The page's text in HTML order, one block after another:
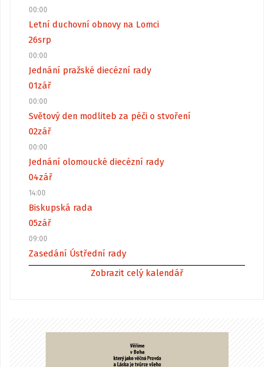
00:00
Letní duchovní obnovy na Lomci
26srp
00:00
Jednání pražské diecézní rady
01zář
00:00
Světový den modliteb za péči o stvoření
02zář
00:00
Jednání olomoucké diecézní rady
04zář
14:00
Biskupská rada
05zář
09:00
Zasedání Ústřední rady
Zobrazit celý kalendář